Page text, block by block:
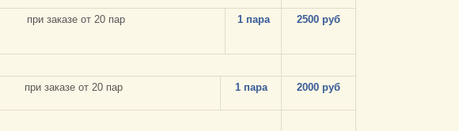
при заказе от 20 пар 1 пара 2500 руб
при заказе от 20 пар 1 пара 2000 руб